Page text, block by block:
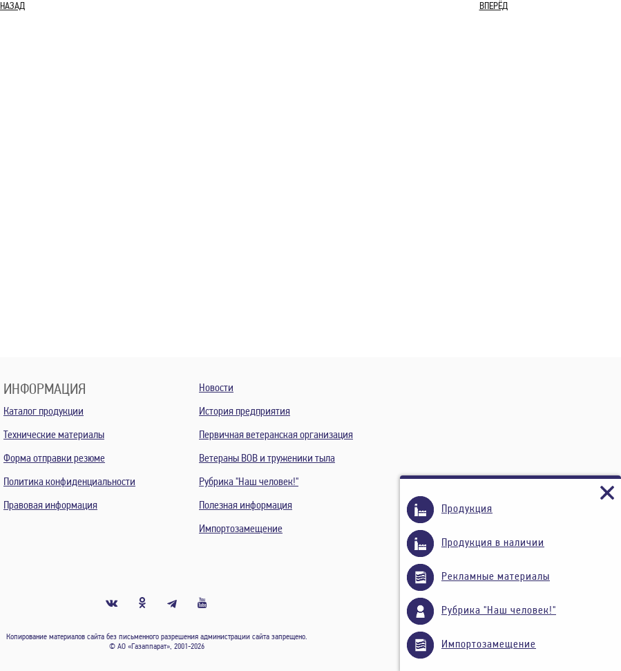
НАЗАД ВПЕРЁД
ИНФОРМАЦИЯ
Каталог продукции
Технические материалы
Форма отправки резюме
Политика конфиденциальности
Правовая информация
Новости
История предприятия
Первичная ветеранская организация
Ветераны ВОВ и труженики тыла
Рубрика "Наш человек!"
Полезная информация
Импортозамещение
Копирование материалов сайта без письменного разрешения администрации сайта запрещено.
© АО «Газаппарат», 2001-2026
Продукция
Продукция в наличии
Рекламные материалы
Рубрика "Наш человек!"
Импортозамещение